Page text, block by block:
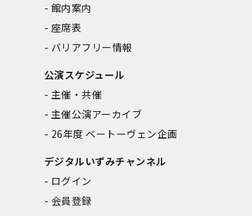
館内案内
座席表
バリアフリー情報
公演スケジュール
主催・共催
主催公演アーカイブ
26年度 ベートーヴェン企画
デジタルいずみチャンネル
ログイン
会員登録